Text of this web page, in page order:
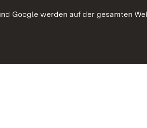
Google werden auf der gesamten